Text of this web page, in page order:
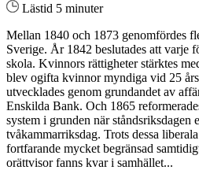
Lästid 5 minuter
Mellan 1840 och 1873 genomfördes
Sverige. År 1842 beslutades att varje
skola. Kvinnors rättigheter stärktes
blev ogifta kvinnor myndiga vid 25
utvecklades genom grundandet av
Enskilda Bank. Och 1865
system i grunden när ståndsriksdagen
tvåkammarriksdag. Trots dessa
fortfarande mycket begränsad
orättvisor fanns kvar i samhället...